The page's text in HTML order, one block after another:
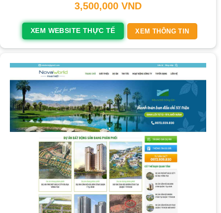
3,500,000 VND
XEM WEBSITE THỰC TẾ XEM THÔNG TIN